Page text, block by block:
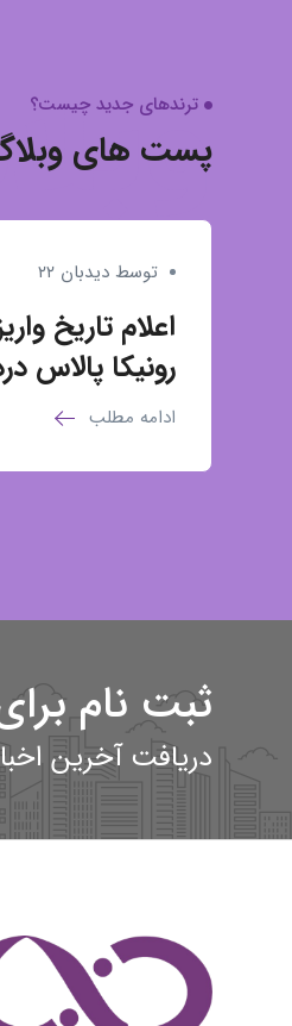
ترندهای جدید چیست؟
پست های
توسط دیدبان ۲۲
اعلام تاریخ
رونیکا پالاس
ادامه مطلب
ثبت نام
دریافت آخرین